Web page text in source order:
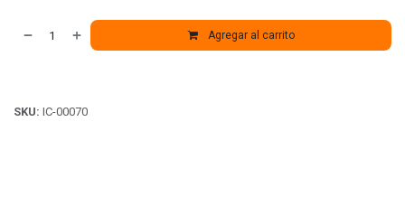
Agregar al carrito
SKU: IC-00070